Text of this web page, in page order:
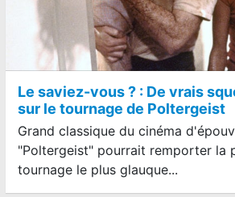
Le saviez-vous ? : De vrais
sur le tournage de Poltergeist
Grand classique du cinéma
"Poltergeist" pourrait remporter la
tournage le plus glauque...